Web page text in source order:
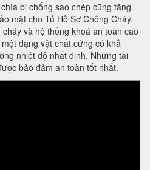
bi chống sao chép cũng tăng
mật cho Tủ Hồ Sơ Chống Cháy.
và hệ thống khoá an toàn cao
dạng vật chất cứng có khả
nhiệt độ nhất định. Những tài
bảo đảm an toàn tốt nhất.